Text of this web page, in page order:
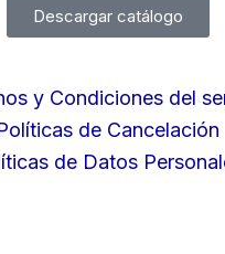
Descargar catálogo
y Condiciones del
de Cancelación
de Datos